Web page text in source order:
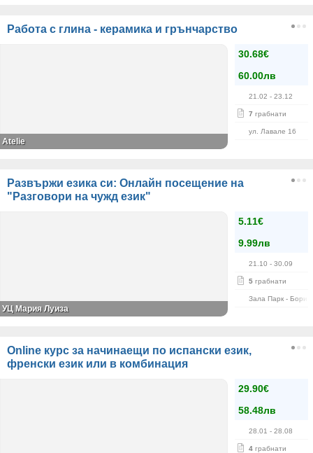
Работа с глина - керамика и грънчарство
30.68€
60.00лв
21.02 - 23.12
7 грабнати
ул. Лавале 16
Atelie
Развържи езика си: Онлайн посещение на
"Разговори на чужд език"
5.11€
9.99лв
21.10 - 30.09
5 грабнати
Зала Парк -
УЦ Мария Луиза
Online курс за начинаещи по испански език,
френски език или в комбинация
29.90€
58.48лв
28.01 - 28.08
4 грабнати